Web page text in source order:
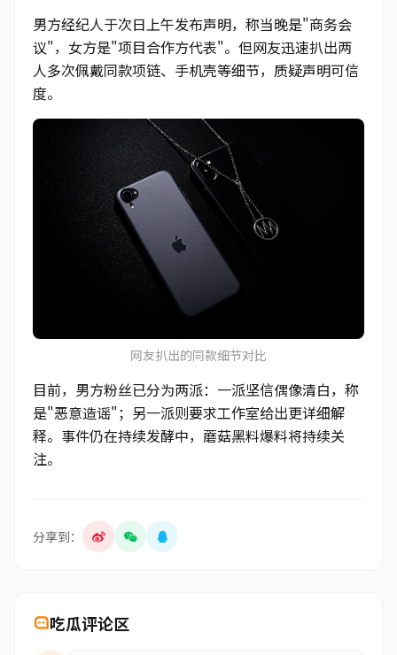
男方经纪人于次日上午发布声明，称当晚是"商务会
议"，女方是"项目合作方代表"。但网友迅速扒出两
人多次佩戴同款项链、手机壳等细节，质疑声明可信
度。
网友扒出的同款细节对比
目前，男方粉丝已分为两派：一派坚信偶像清白，称
是"恶意造谣"；另一派则要求工作室给出更详细解
释。事件仍在持续发酵中，蘑菇黑料爆料将持续关
注。
分享到：
吃瓜评论区